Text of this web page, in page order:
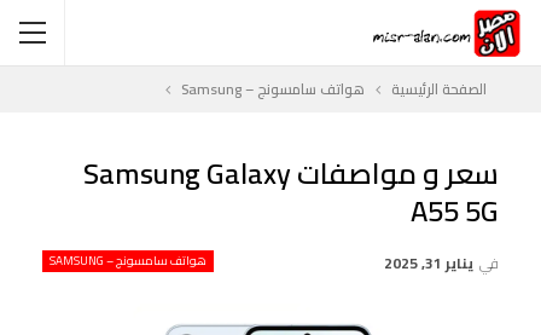
الصفحة الرئيسية هواتف سامسونج – Samsung
سعر و مواصفات Samsung Galaxy
A55 5G
هواتف سامسونج – SAMSUNG في يناير 31, 2025